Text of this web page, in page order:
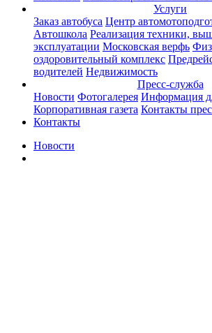
Услуги
Заказ автобуса Центр
Автошкола Реализация техники,
эксплуатации Московская верфь
оздоровительный комплекс
водителей Недвижимость
Пресс-служба
Новости Фотогалерея Информация
Корпоративная газета Контакты
Контакты
Новости